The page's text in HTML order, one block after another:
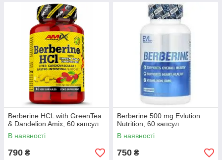
Berberine HCL with GreenTea
& Dandelion Amix, 60 капсул
В наявності
790 ₴
Berberine 500 mg Evlution
Nutrition, 60 капсул
В наявності
750 ₴